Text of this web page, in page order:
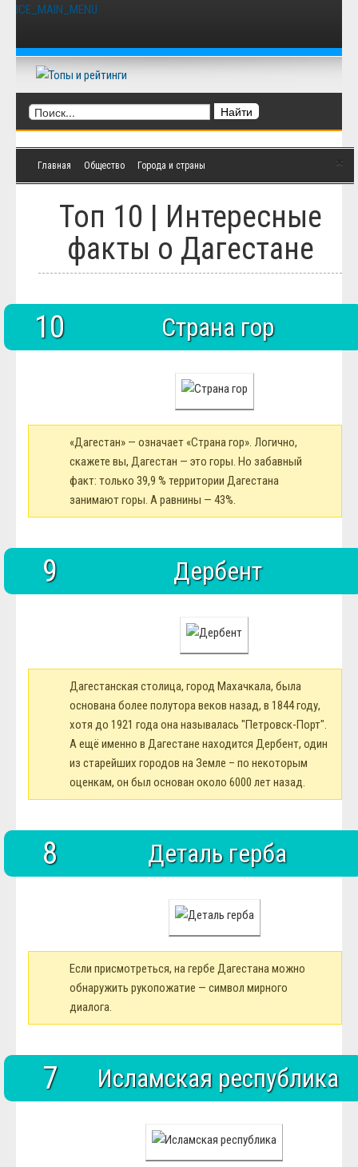
ICE_MAIN_MENU
Фильмы
Сериалы
Мультфильмы
Культура
Музыка
Природа
Животные
Растения
Космос
Человек
Техника
Архитектура
Еда
Вооружение
Люди
Спорт
История
×
Главная Общество Города и страны
Топ 10 | Интересные
факты о Дагестане
10 Страна гор
«Дагестан» — означает «Страна гор». Логично,
скажете вы, Дагестан — это горы. Но забавный
факт: только 39,9 % территории Дагестана
занимают горы. А равнины — 43%.
9 Дербент
Дагестанская столица, город Махачкала, была
основана более полутора веков назад, в 1844 году,
хотя до 1921 года она называлась "Петровск-Порт".
А ещё именно в Дагестане находится Дербент, один
из старейших городов на Земле – по некоторым
оценкам, он был основан около 6000 лет назад.
8 Деталь герба
Если присмотреться, на гербе Дагестана можно
обнаружить рукопожатие — символ мирного
диалога.
7 Исламская республика